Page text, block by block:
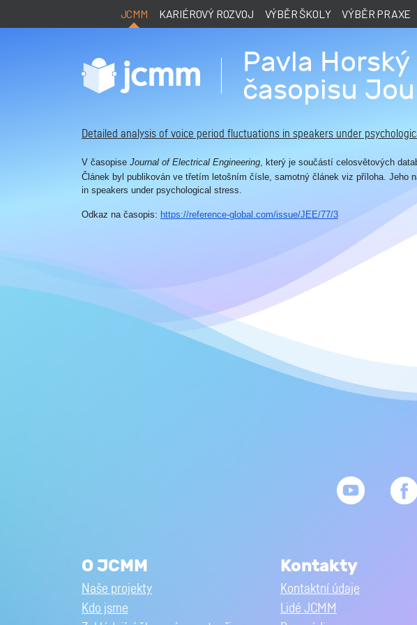
JCMM KARIÉROVÝ ROZVOJ VÝBĚR ŠKOLY VÝBĚR PRAXE
Pavla
časopisu
Detailed analysis of voice period fluctuations in speakers under
V časopise Journal of Electrical Engineering, který je součástí celosvětových
Článek byl publikován ve třetím letošním čísle, samotný článek viz příloha. Jeho
in speakers under psychological stress.
Odkaz na časopis: https://reference-global.com/issue/JEE/77/3
O JCMM
Naše projekty
Kdo jsme
Kontakty
Kontaktní údaje
Lidé JCMM